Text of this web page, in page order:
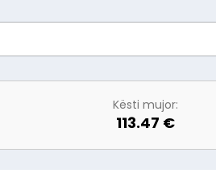
Kësti mujor:
113.47 €